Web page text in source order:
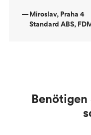
—Miroslav, Praha 4
Standard ABS,
Benötigen